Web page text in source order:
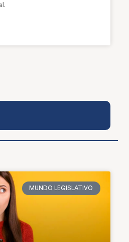
MUNDO LEGISLATIVO